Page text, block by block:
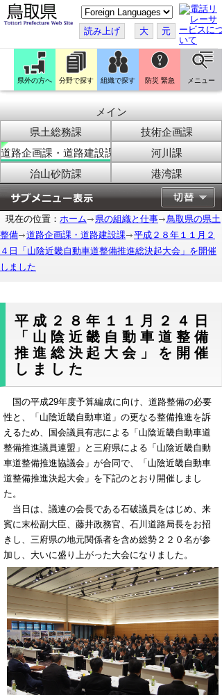
こ
の
ペ
ー
ジ
翻
訳
す
読み上げ 大 元
県外の方へ 分野で探す 組織で探す 防災 緊急 メニュー
メイン
県土総務課
技術企画課
道路企画課・道路建設課
河川課
治山砂防課
港湾課
現在の位置： ホーム 県の組織と仕事
鳥取県の県土
整備
道路企画課・道路建設課
平成２８年１１月２
４日「山陰近畿自動車道整備推進総決起大会」を開催
しました
平成２８年１１月２４日
「山陰近畿自動車道整備
推進総決起大会」を開催
しました
国の平成29年度予算編成に向け、道路整備の必要
性と、「山陰近畿自動車道」の更なる整備推進を訴
えるため、国会議員有志による「山陰近畿自動車道
整備推進議員連盟」と三府県による「山陰近畿自動
車道整備推進協議会」が合同で、「山陰近畿自動車
道整備推進決起大会」を下記のとおり開催しまし
た。
当日は、議連の会長である石破議員をはじめ、来
賓に末松副大臣、藤井政務官、石川道路局長をお招
きし、三府県の地元関係者を含め総勢２２０名が参
加し、大いに盛り上がった大会になりました。